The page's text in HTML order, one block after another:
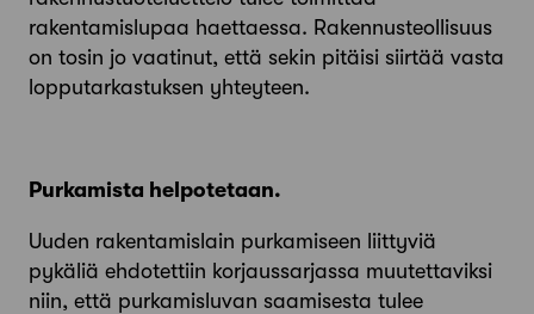
rakentamislupaa haettaessa. Rakennusteollisuus
on tosin jo vaatinut, että sekin pitäisi siirtää vasta
lopputarkastuksen yhteyteen.
Purkamista helpotetaan.
Uuden rakentamislain purkamiseen liittyviä
pykäliä ehdotettiin korjaussarjassa muutettaviksi
niin, että purkamis­luvan saamisesta tulee